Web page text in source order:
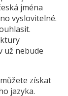
jména
vyslovitelné.
už nebude
získat
jazyka.